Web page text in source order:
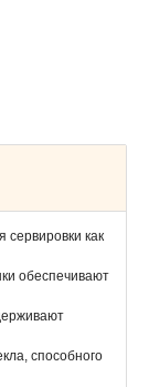
как
обеспечивают
способного